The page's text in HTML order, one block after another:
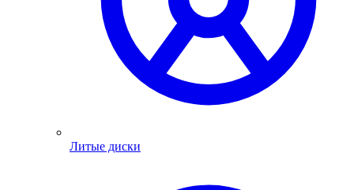
Литые диски